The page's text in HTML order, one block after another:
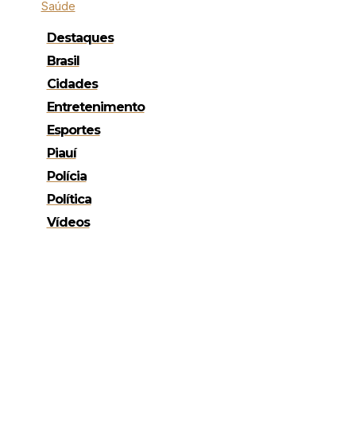
Saúde
Destaques
Brasil
Cidades
Entretenimento
Esportes
Piauí
Polícia
Política
Vídeos